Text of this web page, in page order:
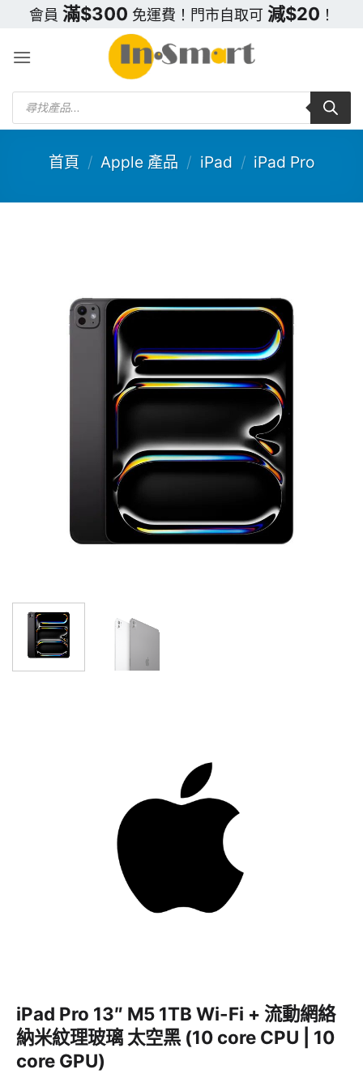
content
會員 滿$300 免運費！門市自取可 減$20 ！
Products
search
首頁 / Apple 產品 / iPad / iPad Pro
iPad Pro 13″ M5 1TB Wi-Fi + 流動網絡
納米紋理玻璃 太空黑 (10 core CPU | 10
core GPU)